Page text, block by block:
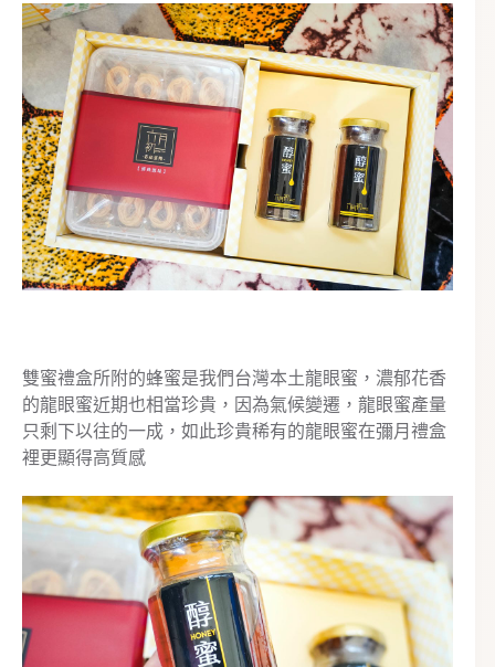
雙蜜禮盒所附的蜂蜜是我們台灣本土龍眼蜜，濃郁花香
的龍眼蜜近期也相當珍貴，因為氣候變遷，龍眼蜜產量
只剩下以往的一成，如此珍貴稀有的龍眼蜜在彌月禮盒
裡更顯得高質感